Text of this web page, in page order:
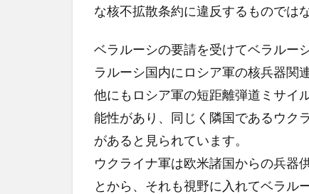
な核不拡散条約に違反するものでは
ベラルーシの要請を受けてベラルー
ラルーシ国内にロシア軍の核兵器関
他にもロシア軍の短距離弾道ミサイ
能性があり、同じく隣国であるウク
があると見られています。
ウクライナ軍は欧米諸国からの兵器
とから、それも視野に入れてベラル